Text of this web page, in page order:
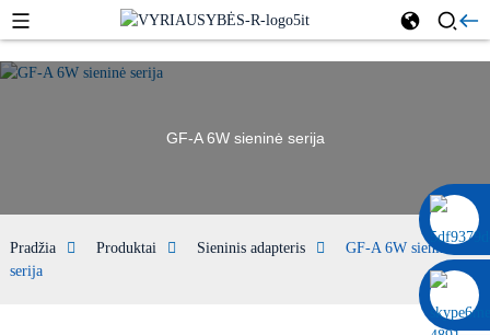
0086 13322920697
GF-A 6W sieninė serija
Pradžia Produktai Sieninis adapteris
GF-A 6W sieninė
serija